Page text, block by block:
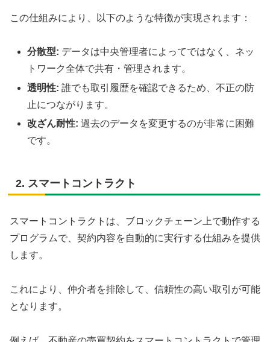
この仕組みにより、以下のような特徴が実現されます：
分散型: データは中央管理者によってではなく、ネッ
トワーク全体で共有・管理されます。
透明性: 誰でも取引履歴を確認できるため、不正の防
止につながります。
改ざん耐性: 過去のデータを変更するのが非常に困難
です。
2. スマートコントラクト
スマートコントラクトは、ブロックチェーン上で動作する
プログラムで、契約内容を自動的に実行する仕組みを提供
します。
これにより、仲介者を排除して、信頼性の高い取引が可能
となります。